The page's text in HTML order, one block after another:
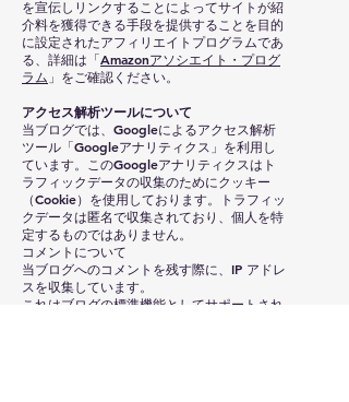
を宣伝しリンクすることによってサイトが紹
介料を獲得できる手段を提供することを目的
に設定されたアフィリエイトプログラムであ
る、詳細は「Amazonアソシエイト・プログ
ラム 」をご確認ください。
アクセス解析ツールについて
当ブログでは、Googleによるアクセス解析
ツール「Googleアナリティクス」を利用し
ています。このGoogleアナリティクスはト
ラフィックデータの収集のためにクッキー
（Cookie）を使用しております。トラフィッ
クデータは匿名で収集されており、個人を特
定するものではありません。
コメントについて
当ブログへのコメントを残す際に、IP アドレ
スを収集しています。
これはブログの標準機能としてサポートされ